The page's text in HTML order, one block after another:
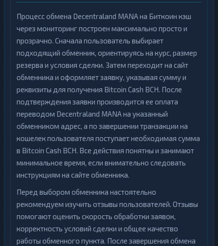
Процесс обмена Decentraland MANA на Биткоин кэш
через мониторинг построен максимально просто и
прозрачно. Сначала пользователь выбирает
подходящий обменник, ориентируясь на курс, размер
резерва и условия сделки. Затем переходит на сайт
обменника и оформляет заявку, указывая сумму и
реквизиты для получения Bitcoin Cash BCH. После
подтверждения заявки производится ее оплата
переводом Decentraland MANA на указанный
обменником адрес, а по завершении транзакции на
кошелек пользователя поступает необходимая сумма
в Bitcoin Cash BCH. Все действия понятны и занимают
минимальное время, если внимательно следовать
инструкциям на сайте обменника.
Перед выбором обменника настоятельно
рекомендуем изучить отзывы пользователей. Отзывы
помогают оценить скорость обработки заявок,
корректность условий сделки и общее качество
работы обменного пункта. После завершения обмена